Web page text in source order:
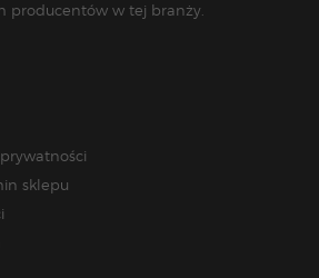
producentów w tej branży.
sklepu